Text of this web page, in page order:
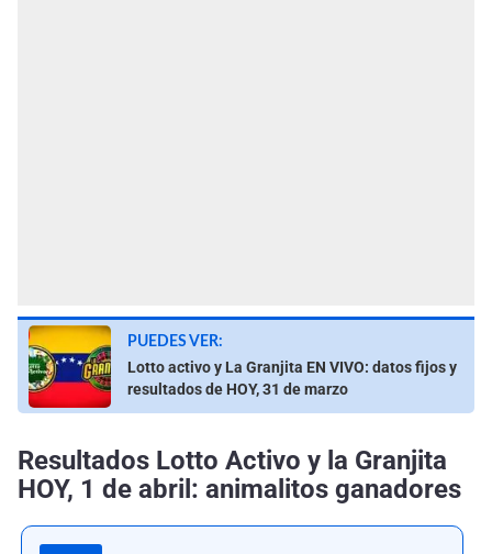
PUEDES VER:
Lotto activo y La Granjita EN VIVO: datos fijos y
resultados de HOY, 31 de marzo
Resultados Lotto Activo y la Granjita
HOY, 1 de abril: animalitos ganadores